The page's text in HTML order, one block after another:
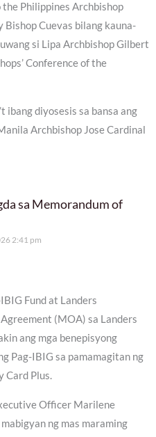
the Philippines Archbishop
Cuevas bilang kauna-
si Lipa Archbishop Gilbert
Conference of the
ibang diyosesis sa bansa ang
Archbishop Jose Cardinal
sa Memorandum of
2:41 pm
Fund at Landers
(MOA) sa Landers
ang mga benepisyong
Pag-IBIG sa pamamagitan ng
Card Plus.
Officer Marilene
ng mas maraming